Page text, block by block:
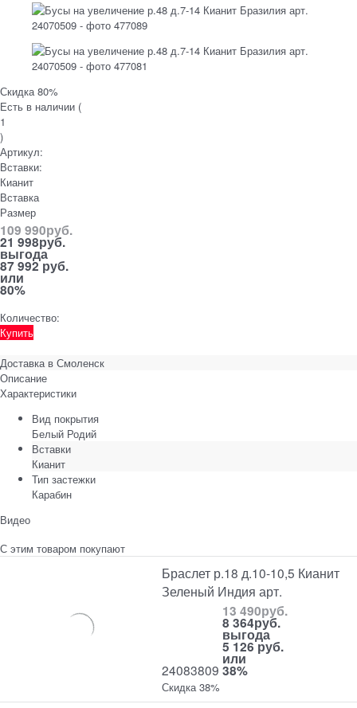
Скидка 80%
Есть в наличии (
1
)
Артикул:
Вставки:
Кианит
Вставка
Размер
109 990руб.
21 998руб.
выгода
87 992 руб.
или
80%
Количество:
Купить
Доставка в Смоленск
Описание
Характеристики
Вид покрытия
Белый Родий
Вставки
Кианит
Тип застежки
Карабин
Видео
С этим товаром покупают
Браслет р.18 д.10-10,5 Кианит
Зеленый Индия арт.
24083809
13 490руб.
8 364руб.
выгода
5 126 руб.
или
38%
Скидка 38%